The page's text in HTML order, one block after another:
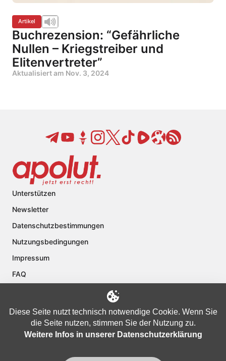
Artikel
Buchrezension: “Gefährliche
Nullen – Kriegstreiber und
Elitenvertreter”
Aktualisiert am Nov. 3, 2024
Unterstützen
Newsletter
Datenschutzbestimmungen
Nutzungsbedingungen
Impressum
FAQ
Copyright © 2024 apolut | Jetzt erst recht!. Published apolut Creatives
Diese Seite nutzt technisch notwendige Cookie. Wenn Sie
die Seite nutzen, stimmen Sie der Nutzung zu.
Weitere Infos in unserer Datenschutzerklärung